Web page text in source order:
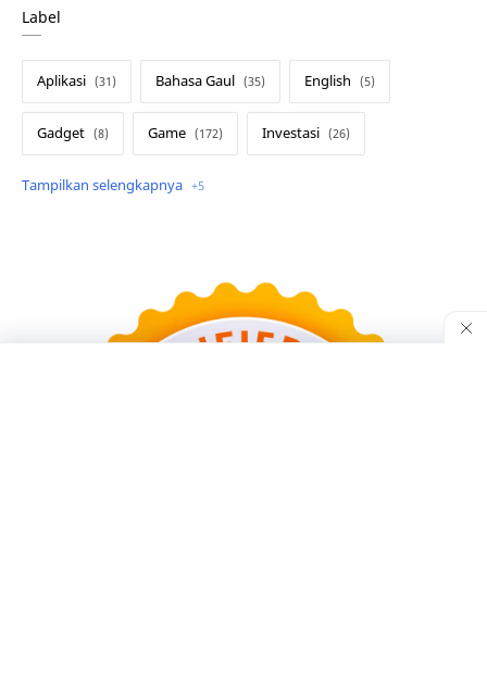
Label
Aplikasi Bahasa Gaul English
Gadget Game Investasi
Lirik Terjemahan